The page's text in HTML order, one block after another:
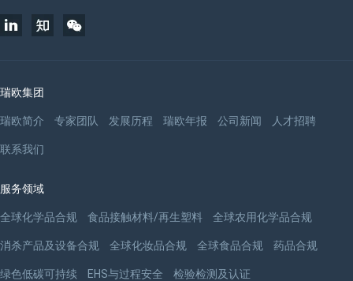
瑞欧集团
瑞欧简介 专家团队 发展历程 瑞欧年报 公司新闻 人才招聘
联系我们
服务领域
全球化学品合规 食品接触材料/再生塑料 全球农用化学品合规
消杀产品及设备合规 全球化妆品合规 全球食品合规 药品合规
绿色低碳可持续 EHS与过程安全 检验检测及认证